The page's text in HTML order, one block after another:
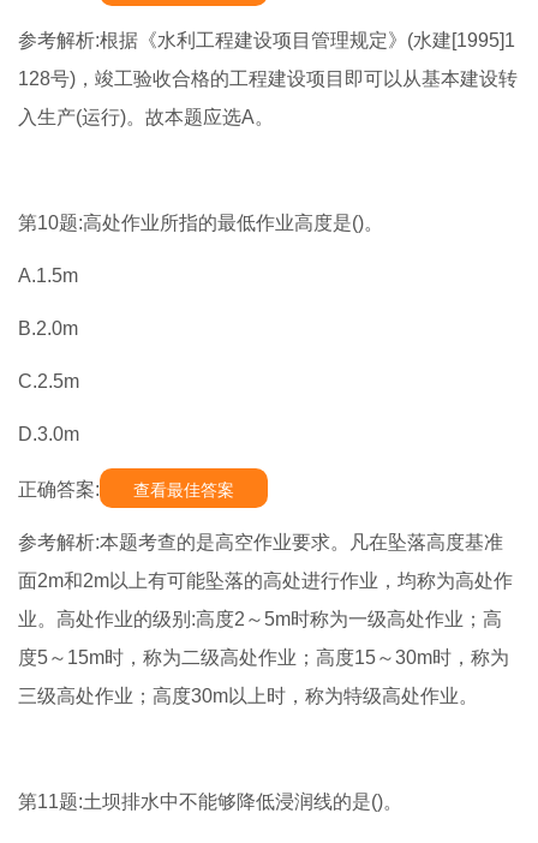
参考解析:根据《水利工程建设项目管理规定》(水建[1995]1
128号)，竣工验收合格的工程建设项目即可以从基本建设转
入生产(运行)。故本题应选A。
第10题:高处作业所指的最低作业高度是()。
A.1.5m
B.2.0m
C.2.5m
D.3.0m
正确答案: 查看最佳答案
参考解析:本题考查的是高空作业要求。凡在坠落高度基准
面2m和2m以上有可能坠落的高处进行作业，均称为高处作
业。高处作业的级别:高度2～5m时称为一级高处作业；高
度5～15m时，称为二级高处作业；高度15～30m时，称为
三级高处作业；高度30m以上时，称为特级高处作业。
第11题:土坝排水中不能够降低浸润线的是()。